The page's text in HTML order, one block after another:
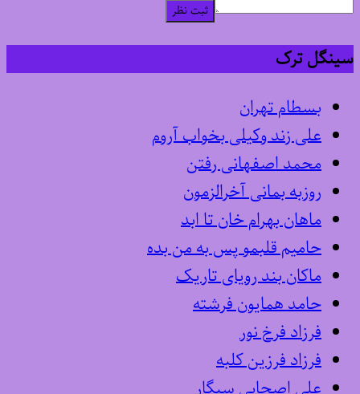
ثبت نظر
سینگل ترک
بسطام تهران
علی زند وکیلی بخواب آروم
محمد اصفهانی رفتن
روزبه بمانی آخرالزمون
ماهان بهرام خان تا ابد
حامیم قلبمو پس به من بده
ماکان بند رویای تاریک
حامد همایون فرشته
فرزاد فرخ نور
فرزاد فرزین کلبه